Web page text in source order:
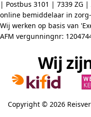
| Postbus 3101 | 7339 ZG |
online bemiddelaar in
Wij werken op basis van
AFM vergunningnr:
Wij
Copyright © 2026